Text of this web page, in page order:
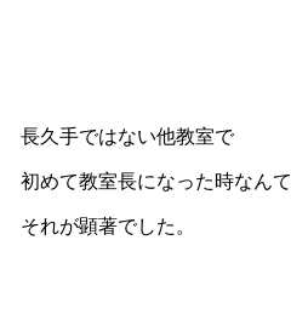
長久手ではない他教室で
初めて教室長になった時なんて
それが顕著でした。